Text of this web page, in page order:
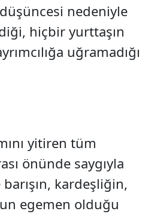
nedeniyle
hiçbir yurttaşın
uğramadığı
yitiren tüm
önünde saygıyla
kardeşliğin,
egemen olduğu